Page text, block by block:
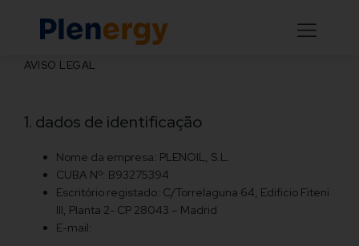
AVISO LEGAL
1. dados de identificação
Nome da empresa: PLENOIL, S.L.
CUBA Nº: B93275394
Escritório registado: C/Torrelaguna 64, Edificio Fiteni
III, Planta 2- CP 28043 – Madrid
E-mail: